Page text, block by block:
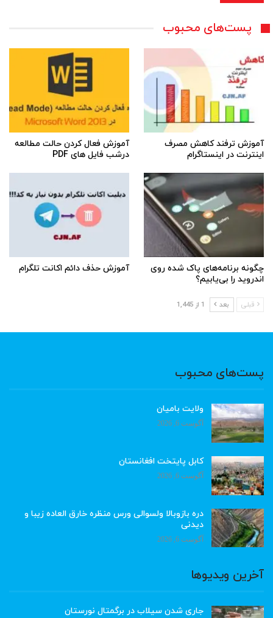
پست‌های محبوب
آموزش ترفند کاهش مصرف
اینترنت در اینستاگرام
آموزش فعال کردن حالت مطالعه
درشب فایل های PDF
چگونه برنامه‌های پاک شده روی
اندروید را بی‌یابیم؟
آموزش حذف دائم اکانت تلگرام
قبلی بعد 1 از 1,445
پست‌های محبوب
ولایت بامیان
آگوست 6, 2026
کابل پایتخت افغانستان
آگوست 6, 2026
دره بازوبالا ولسوالی ورس منظره خارق العاده زیبا و
دیدنی
آگوست 6, 2026
آخرین ویدیوها
جاری شدن سیلاب در برگمتال نورستان